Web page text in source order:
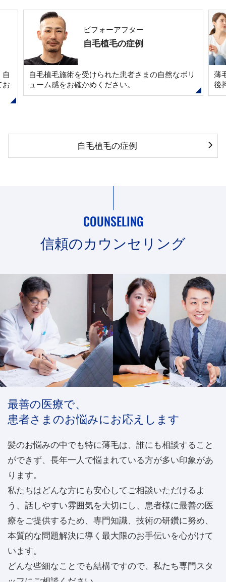
自
お
ビフォーアフター
自毛植毛の症例
自毛植毛施術を受けられた患者さまの自然なボリ
ューム感をお確かめください。
薄
後
自毛植毛の症例
COUNSELING
信頼のカウンセリング
最善の医療で、
患者さまのお悩みにお応えします
髪のお悩みの中でも特に薄毛は、誰にも相談すること
ができず、長年一人で悩まれている方が多い印象があ
ります。
私たちはどんな方にも安心してご相談いただけるよ
う、話しやすい雰囲気を大切にし、患者様に最善の医
療をご提供するため、専門知識、技術の研鑽に努め、
本質的な問題解決に導く最大限のお手伝いを心がけて
います。
どんな些細なことでも結構ですので、私たち専門スタ